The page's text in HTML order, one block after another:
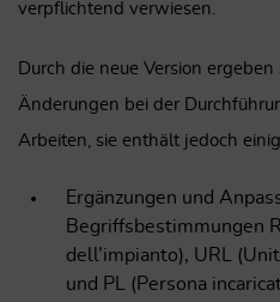
verpflichtend verwiesen.
Durch die neue Version
Änderungen bei der
Arbeiten, sie enthält jedoch
Ergänzungen und
Begriffsbestimmungen
dell’impianto), URL
und PL (Persona